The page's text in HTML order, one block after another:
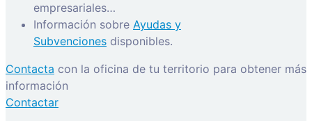
empresariales…
Información sobre Ayudas y
Subvenciones disponibles.
Contacta con la oficina de tu territorio para obtener más
información
Contactar